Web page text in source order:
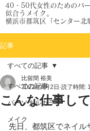
​40・50代女性のためのパ
似合うメイク。
横浜市都筑区「センター北
記事
すべての記事
パーソナルカラー
メイク
すべての記事
こんな仕事し
比留間 裕美
2022年8月2日 読了時間:
先日、都筑区でネイル